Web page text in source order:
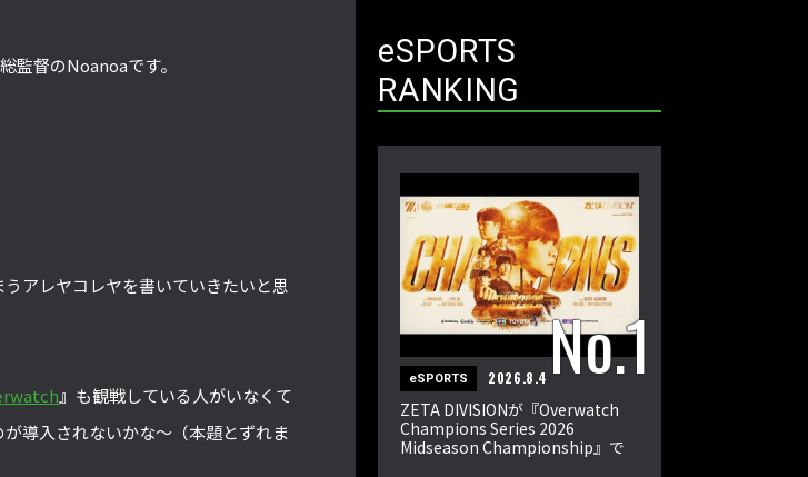
総監督のNoanoaです。
アレヤコレヤを書いていきたいと思
』も観戦している人がいなくて
導入されないかな～（本題とずれま
ーのゲンバから！ 第50回】
eSPORTS
RANKING
eSPORTS 2026.8.4
ZETA DIVISIONが『Overwatch
Champions Series 2026
Midseason Championship』で